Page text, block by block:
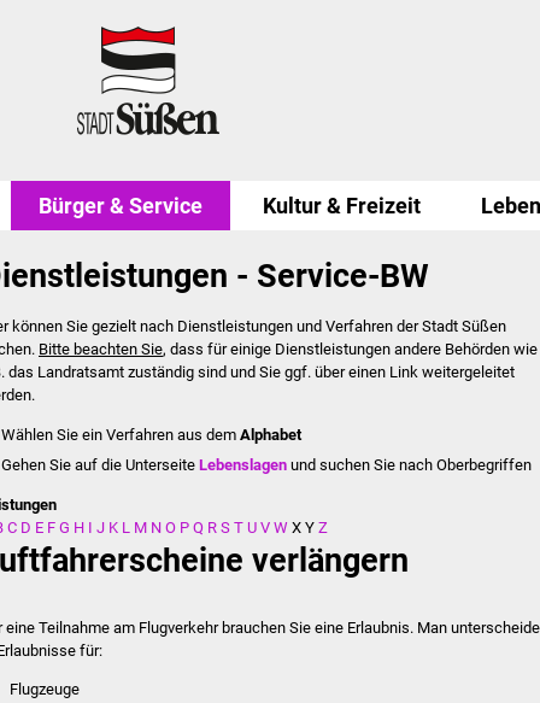
Bürger & Service Kultur & Freizeit
- Service-BW
können Sie gezielt nach Dienstleistungen und Verfahren der Stadt Süßen
Bitte beachten Sie, dass für einige Dienstleistungen andere Behörden wie
das Landratsamt zuständig sind und Sie ggf. über einen Link weitergeleitet
Wählen Sie ein Verfahren aus dem Alphabet
Gehen Sie auf die UnterseiteLebenslagen und suchen Sie nach Oberbegriffen
C D E F G H I J K L M N O P Q R S T U V W X Y Z
verlängern
eine Teilnahme am Flugverkehr brauchen Sie eine Erlaubnis. Man
für:
Flugzeuge